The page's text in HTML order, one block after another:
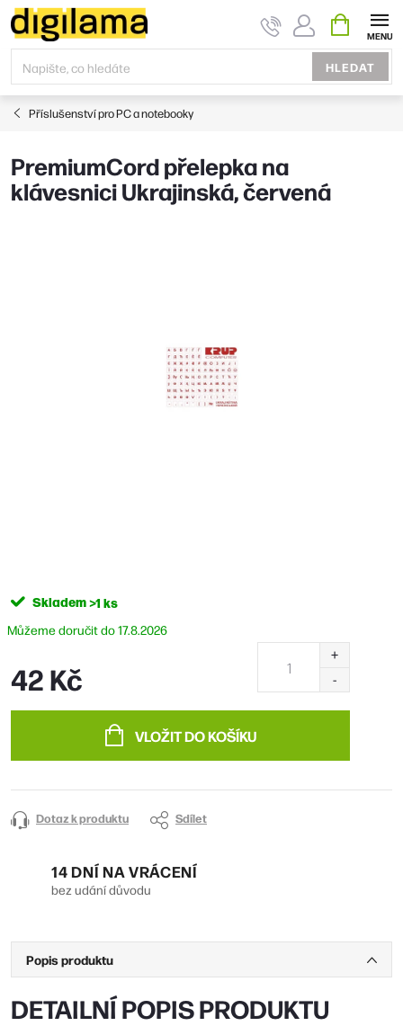
Přejít
na
obsah
HLEDAT
KOŠÍK
Příslušenství pro PC a notebooky
PremiumCord přelepka na
klávesnici Ukrajinská, červená
Skladem>1 ks
17.8.2026
42 Kč
VLOŽIT DO KOŠÍKU
Dotaz k produktu Sdílet
14 DNÍ NA VRÁCENÍ
bez udání důvodu
Popis produktu
DETAILNÍ POPIS PRODUKTU